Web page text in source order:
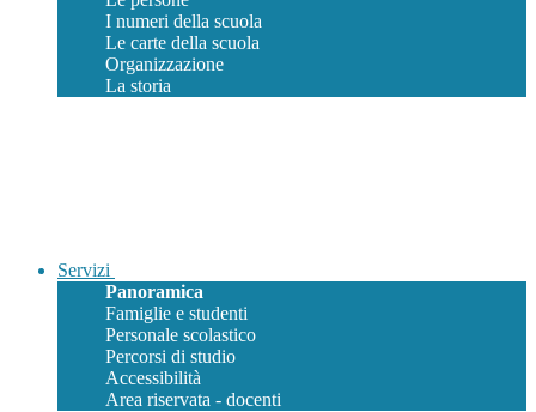
I numeri della scuola
Le carte della scuola
Organizzazione
La storia
Servizi
Panoramica
Famiglie e studenti
Personale scolastico
Percorsi di studio
Accessibilità
Area riservata - docenti